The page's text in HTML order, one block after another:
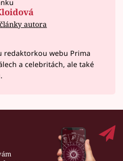
autora
redaktorkou webu Prima
a celebritách, ale také